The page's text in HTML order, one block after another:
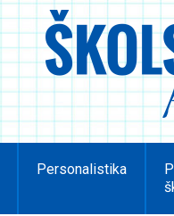
Personalistika